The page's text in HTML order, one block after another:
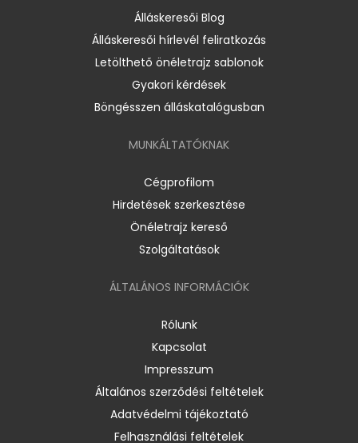
Álláskeresői Blog
Álláskeresői hírlevél feliratkozás
Letölthető önéletrajz sablonok
Gyakori kérdések
Böngésszen álláskatalógusban
MUNKÁLTATÓKNAK
Cégprofilom
Hirdetések szerkesztése
Önéletrajz kereső
Szolgáltatások
ÁLTALÁNOS INFORMÁCIÓK
Rólunk
Kapcsolat
Impresszum
Általános szerződési feltételek
Adatvédelmi tájékoztató
Felhasználási feltételek